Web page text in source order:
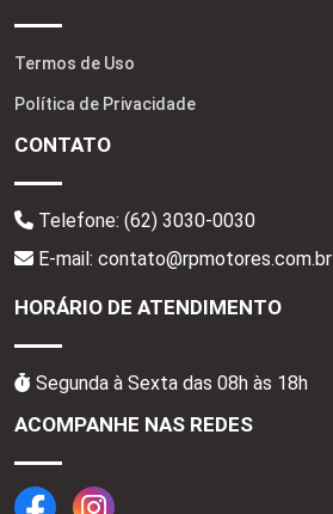
Termos de Uso
Política de Privacidade
CONTATO
Telefone: (62) 3030-0030
E-mail: contato@rpmotores.com.br
HORÁRIO DE ATENDIMENTO
Segunda à Sexta das 08h às 18h
ACOMPANHE NAS REDES